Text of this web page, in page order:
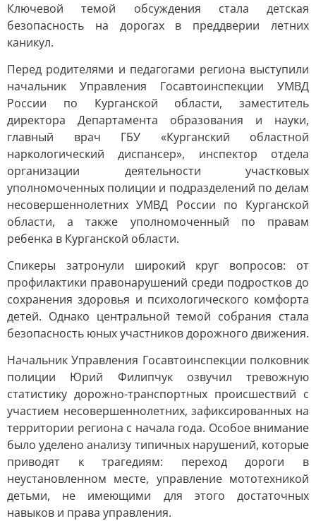
Ключевой темой обсуждения стала детская
безопасность на дорогах в преддверии летних
каникул.
Перед родителями и педагогами региона выступили
начальник Управления Госавтоинспекции УМВД
России по Курганской области, заместитель
директора Департамента образования и науки,
главный врач ГБУ «Курганский областной
наркологический диспансер», инспектор отдела
организации деятельности участковых
уполномоченных полиции и подразделений по делам
несовершеннолетних УМВД России по Курганской
области, а также уполномоченный по правам
ребенка в Курганской области.
Спикеры затронули широкий круг вопросов: от
профилактики правонарушений среди подростков до
сохранения здоровья и психологического комфорта
детей. Однако центральной темой собрания стала
безопасность юных участников дорожного движения.
Начальник Управления Госавтоинспекции полковник
полиции Юрий Филипчук озвучил тревожную
статистику дорожно-транспортных происшествий с
участием несовершеннолетних, зафиксированных на
территории региона с начала года. Особое внимание
было уделено анализу типичных нарушений, которые
приводят к трагедиям: переход дороги в
неустановленном месте, управление мототехникой
детьми, не имеющими для этого достаточных
навыков и права управления.